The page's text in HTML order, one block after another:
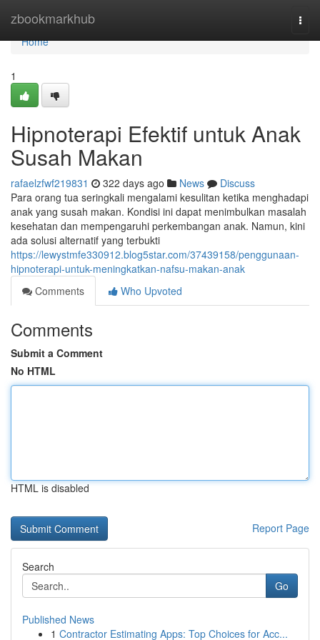
zbookmarkhub
Home
Home
1
Hipnoterapi Efektif untuk Anak
Susah Makan
rafaelzfwf219831 322 days ago News
Discuss
Para orang tua seringkali mengalami kesulitan ketika menghadapi
anak yang susah makan. Kondisi ini dapat menimbulkan masalah
kesehatan dan mempengaruhi perkembangan anak. Namun, kini
ada solusi alternatif yang terbukti
https://lewystmfe330912.blog5star.com/37439158/penggunaan-
hipnoterapi-untuk-meningkatkan-nafsu-makan-anak
Comments
Who Upvoted
Comments
Submit a Comment
No HTML
HTML is disabled
Report Page
Search
Go
Published News
1 Contractor Estimating Apps: Top Choices for Acc...